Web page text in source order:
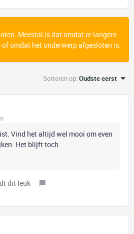
Meestal is dat omdat er langere
omdat het onderwerp afgesloten is.
Sorteren op:Oudste eerst
Vind het altijd wel mooi om even
Het blijft toch
dit leuk